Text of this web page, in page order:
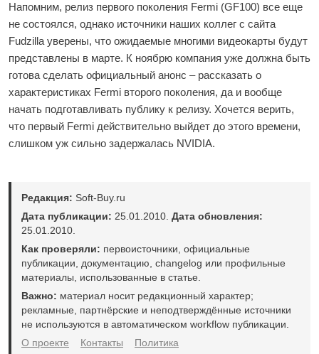
Напомним, релиз первого поколения Fermi (GF100) все еще
не состоялся, однако источники наших коллег с сайта
Fudzilla уверены, что ожидаемые многими видеокарты будут
представлены в марте. К ноябрю компания уже должна быть
готова сделать официальный анонс – рассказать о
характеристиках Fermi второго поколения, да и вообще
начать подготавливать публику к релизу. Хочется верить,
что первый Fermi действительно выйдет до этого времени,
слишком уж сильно задержалась NVIDIA.
Редакция: Soft-Buy.ru
Дата публикации: 25.01.2010. Дата обновления:
25.01.2010.
Как проверяли: первоисточники, официальные
публикации, документацию, changelog или профильные
материалы, использованные в статье.
Важно: материал носит редакционный характер;
рекламные, партнёрские и неподтверждённые источники
не используются в автоматическом workflow публикации.
О проекте
Контакты Политика